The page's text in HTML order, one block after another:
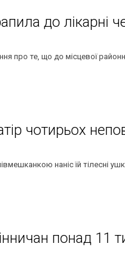
до лікарні
про те, що до місцевої
чотирьох
наніс їй тілесні
понад 11